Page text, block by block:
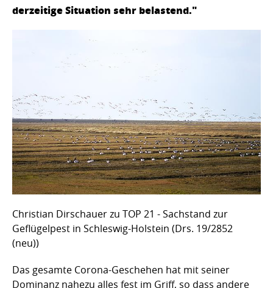
derzeitige Situation sehr belastend."
Christian Dirschauer zu TOP 21 - Sachstand zur
Geflügelpest in Schleswig-Holstein (Drs. 19/2852
(neu))
Das gesamte Corona-Geschehen hat mit seiner
Dominanz nahezu alles fest im Griff, so dass andere